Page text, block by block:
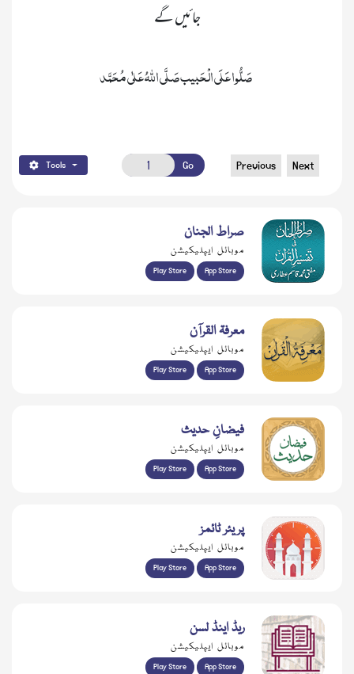
جائیں گے
صَلُّوا عَلَی الْحَبیب صَلَّی اللّٰہُ عَلٰی مُحَمَّد
Tools Go Previous Next
صراط الجنان
موبائل ایپلیکیشن
Play Store App Store
معرفۃ القرآن
موبائل ایپلیکیشن
Play Store App Store
فیضانِ حدیث
موبائل ایپلیکیشن
Play Store App Store
پریئر ٹائمز
موبائل ایپلیکیشن
Play Store App Store
ریڈ اینڈ لسن
موبائل ایپلیکیشن
Play Store App Store